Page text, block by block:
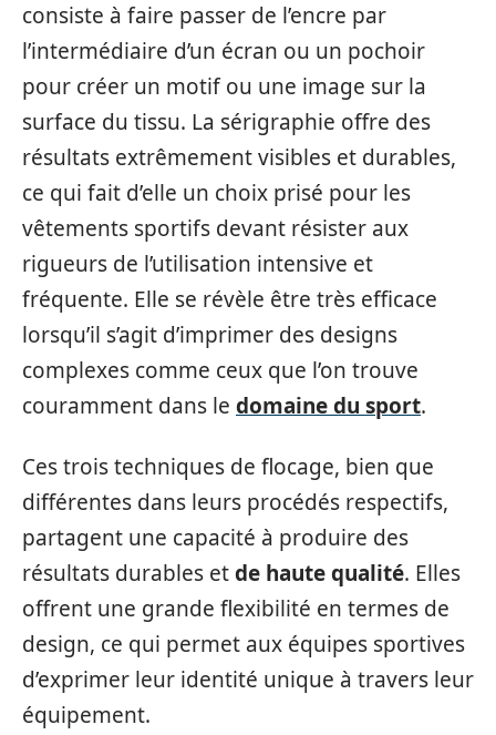
consiste à faire passer de l’encre par
l’intermédiaire d’un écran ou un pochoir
pour créer un motif ou une image sur la
surface du tissu. La sérigraphie offre des
résultats extrêmement visibles et durables,
ce qui fait d’elle un choix prisé pour les
vêtements sportifs devant résister aux
rigueurs de l’utilisation intensive et
fréquente. Elle se révèle être très efficace
lorsqu’il s’agit d’imprimer des designs
complexes comme ceux que l’on trouve
couramment dans le domaine du sport.
Ces trois techniques de flocage, bien que
différentes dans leurs procédés respectifs,
partagent une capacité à produire des
résultats durables etde haute qualité. Elles
offrent une grande flexibilité en termes de
design, ce qui permet aux équipes sportives
d’exprimer leur identité unique à travers leur
équipement.